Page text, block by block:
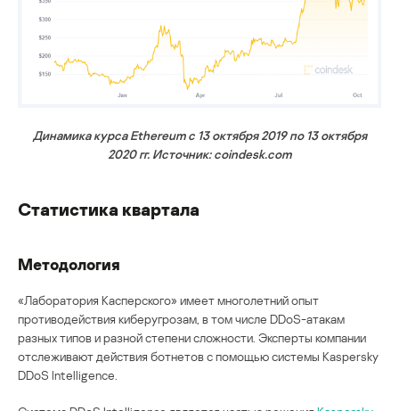
Динамика курса Ethereum с 13 октября 2019 по 13 октября
2020 гг. Источник: coindesk.com
Статистика квартала
Методология
«Лаборатория Касперского» имеет многолетний опыт
противодействия киберугрозам, в том числе DDoS-атакам
разных типов и разной степени сложности. Эксперты компании
отслеживают действия ботнетов с помощью системы Kaspersky
DDoS Intelligence.